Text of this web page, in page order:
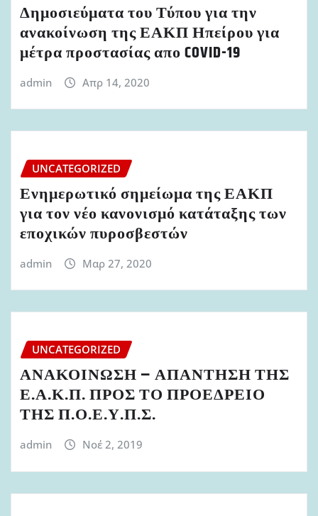
Δημοσιεύματα του Τύπου για την
ανακοίνωση της ΕΑΚΠ Ηπείρου για
μέτρα προστασίας απο COVID-19
admin Απρ 14, 2020
UNCATEGORIZED
Ενημερωτικό σημείωμα της ΕΑΚΠ
για τον νέο κανονισμό κατάταξης των
εποχικών πυροσβεστών
admin Μαρ 27, 2020
UNCATEGORIZED
ΑΝΑΚΟΙΝΩΣΗ – ΑΠΑΝΤΗΣΗ ΤΗΣ
Ε.Α.Κ.Π. ΠΡΟΣ ΤΟ ΠΡΟΕΔΡΕΙΟ
ΤΗΣ Π.Ο.Ε.Υ.Π.Σ.
admin Νοέ 2, 2019